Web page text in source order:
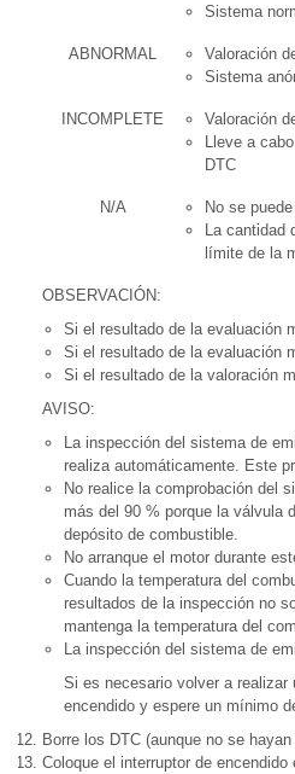
Sistema
ABNORMAL
Valoración
Sistema
INCOMPLETE
Valoración
Lleve a
DTC
N/A
No se
La
límite de la
OBSERVACIÓN:
Si el resultado de la evaluación
Si el resultado de la evaluación
Si el resultado de la valoración
AVISO:
La inspección del sistema de
realiza automáticamente. Este
No realice la comprobación del
más del 90 % porque la válvula
depósito de combustible.
No arranque el motor durante
Cuando la temperatura del
resultados de la inspección no
mantenga la temperatura del
La inspección del sistema de
Si es necesario volver a realizar
encendido y espere un mínimo
Borre los DTC (aunque no se
Coloque el interruptor de